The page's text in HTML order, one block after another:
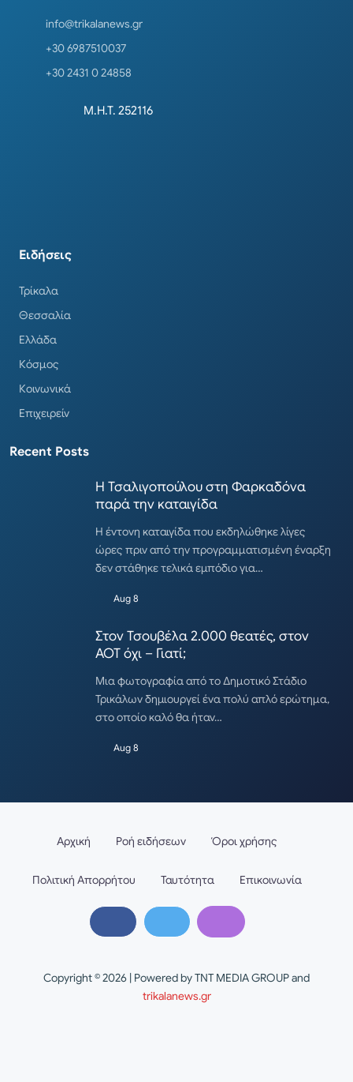
info@trikalanews.gr
+30 6987510037
+30 2431 0 24858
Μ.Η.Τ. 252116
Ειδήσεις
Τρίκαλα
Θεσσαλία
Ελλάδα
Κόσμος
Κοινωνικά
Επιχειρείν
Recent Posts
Η Τσαλιγοπούλου στη Φαρκαδόνα
παρά την καταιγίδα
Η έντονη καταιγίδα που εκδηλώθηκε λίγες
ώρες πριν από την προγραμματισμένη έναρξη
δεν στάθηκε τελικά εμπόδιο για…
Aug 8
Στον Τσουβέλα 2.000 θεατές, στον
ΑΟΤ όχι – Γιατί;
Μια φωτογραφία από το Δημοτικό Στάδιο
Τρικάλων δημιουργεί ένα πολύ απλό ερώτημα,
στο οποίο καλό θα ήταν…
Aug 8
Copyright © 2026 | Powered by TNT MEDIA GROUP and
trikalanews.gr
Αρχική Ροή ειδήσεων Όροι χρήσης
Πολιτική Απορρήτου Ταυτότητα Επικοινωνία